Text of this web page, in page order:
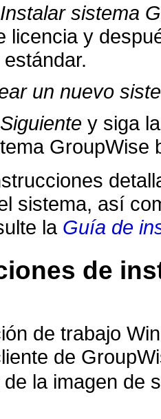
Instalar sistema
licencia y
un nuevo
Siguiente y siga
GroupWise
sistema, así
la Guía de
de
de trabajo
de
la imagen de